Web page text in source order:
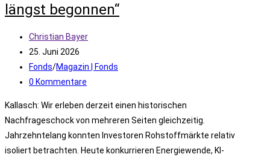
längst begonnen“
Beitrags-
Autor:
Christian Bayer
Beitrag
veröffentlicht:
25. Juni 2026
Beitrags-
Kategorie:
Fonds/Magazin | Fonds
Beitrags-
0 Kommentare
Kallasch: Wir erleben derzeit einen historischen
Nachfrageschock von mehreren Seiten gleichzeitig.
Jahrzehntelang konnten Investoren Rohstoffmärkte relativ
isoliert betrachten. Heute konkurrieren Energiewende, KI-